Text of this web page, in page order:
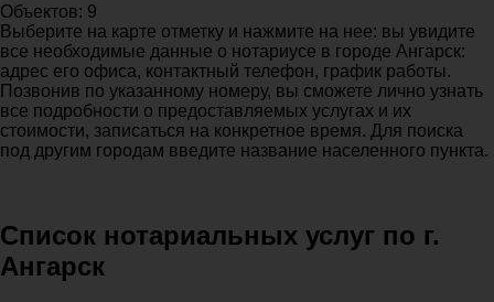
Объектов: 9
Выберите на карте отметку и нажмите на нее: вы увидите
все необходимые данные о нотариусе в городе Ангарск:
адрес его офиса, контактный телефон, график работы.
Позвонив по указанному номеру, вы сможете лично узнать
все подробности о предоставляемых услугах и их
стоимости, записаться на конкретное время. Для поиска
под другим городам введите название населенного пункта.
Список нотариальных услуг по г.
Ангарск